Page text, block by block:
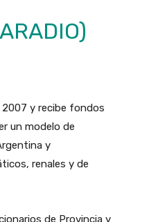
2007 y recibe fondos
un modelo de
y
renales y de
de Provincia y